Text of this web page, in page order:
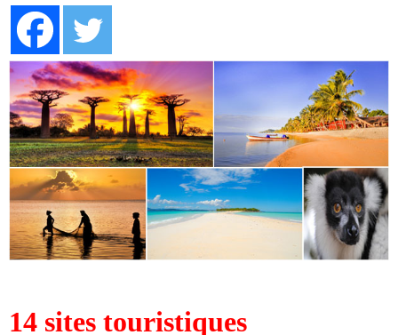
14 sites touristiques
incontournables à visiter à